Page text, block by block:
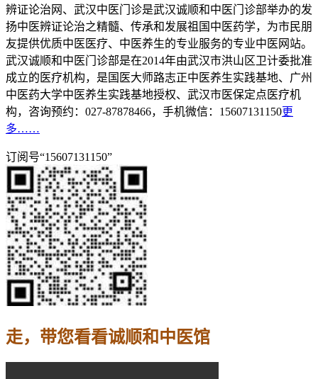
辨证论治网、武汉中医门诊是武汉诚顺和中医门诊部举办的发
扬中医辨证论治之精髓、传承和发展祖国中医药学，为市民朋
友提供优质中医医疗、中医养生的专业服务的专业中医网站。
武汉诚顺和中医门诊部是在2014年由武汉市洪山区卫计委批准
成立的医疗机构，是国医大师路志正中医养生实践基地、广州
中医药大学中医养生实践基地授权、武汉市医保定点医疗机
构，咨询预约：027-87878466，手机微信：15607131150更
多……
订阅号“15607131150”
走，带您看看诚顺和中医馆